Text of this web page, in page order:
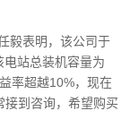
毅表明，该公司于
电站总装机容量为
率超越10%，现在
接到咨询，希望购买